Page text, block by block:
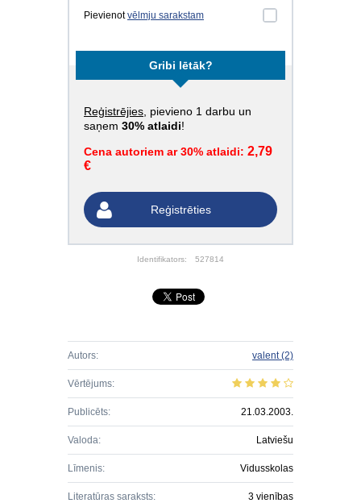
Pievienotvēlmju sarakstam
Gribi lētāk?
Reģistrējies , pievieno 1 darbu un
saņem 30% atlaidi!
Cena autoriem ar 30% atlaidi: 2,79
€
Reģistrēties
Identifikators: 527814
Autors: valent(2)
Vērtējums:
Publicēts: 21.03.2003.
Valoda: Latviešu
Līmenis: Vidusskolas
Literatūras saraksts: 3 vienības